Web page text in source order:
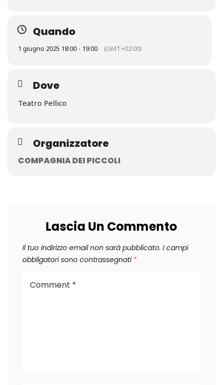
Quando
1 giugno 2025 18:00 - 19:00 (GMT+02:00)
Dove
Teatro Pellico
Organizzatore
COMPAGNIA DEI PICCOLI
Lascia Un Commento
Il tuo indirizzo email non sarà pubblicato. I campi
obbligatori sono contrassegnati *